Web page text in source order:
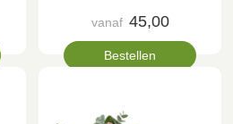
vanaf 45,00
Bestellen